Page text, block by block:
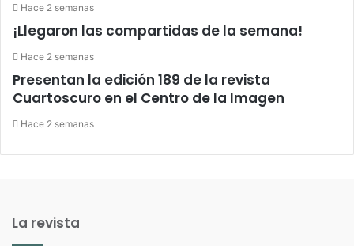
Hace 2 semanas
¡Llegaron las compartidas de la semana!
Hace 2 semanas
Presentan la edición 189 de la revista
Cuartoscuro en el Centro de la Imagen
Hace 2 semanas
La revista